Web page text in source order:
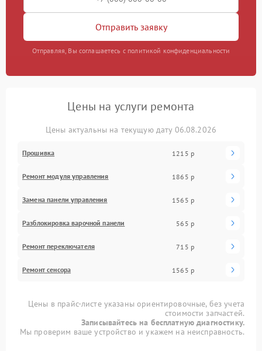
Отправить заявку
Отправляя, Вы соглашаетесь с политикой конфиденциальности
Цены на услуги ремонта
Цены актуальны на текущую дату 06.08.2026
Прошивка 1215 р
Ремонт модуля управления 1865 р
Замена панели управления 1565 р
Разблокировка варочной панели 565 р
Ремонт переключателя 715 р
Ремонт сенсора 1565 р
Цены в прайс-листе указаны ориентировочные, без учета
стоимости запчастей.
Записывайтесь на бесплатную диагностику.
Мы проверим ваше устройство и укажем на неисправность.